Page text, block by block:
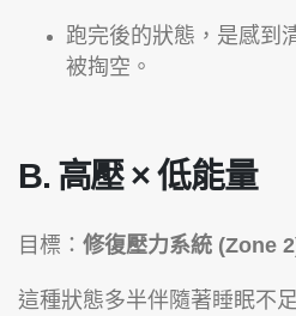
跑完後的狀態，是感到
被掏空。
B. 高壓 × 低能量
目標： 修復壓力系統 (Zone
這種狀態多半伴隨著睡眠不